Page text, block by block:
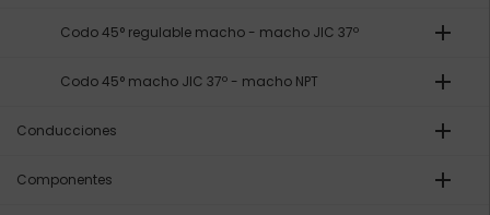
Codo 45° regulable macho - macho JIC 37º add
Codo 45° macho JIC 37º - macho NPT add
Conducciones add
Componentes add